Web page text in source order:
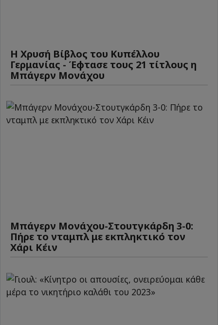
Η Χρυσή Βίβλος του Κυπέλλου
Γερμανίας - Έφτασε τους 21 τίτλους η
Μπάγερν Μονάχου
Μπάγερν Μονάχου-Στουτγκάρδη 3-0:
Πήρε το νταμπλ με εκπληκτικό τον
Χάρι Κέιν